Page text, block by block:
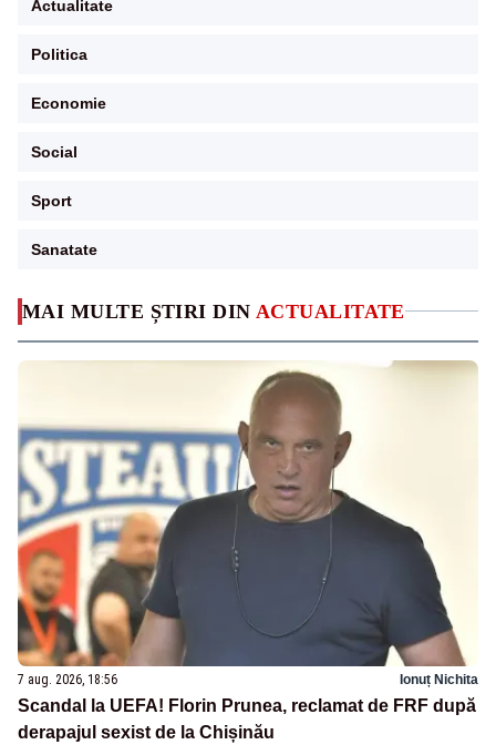
MAI MULTE ȘTIRI DIN ACTUALITATE
7 aug. 2026, 18:56 Ionuț Nichita
Scandal la UEFA! Florin Prunea, reclamat de FRF după
derapajul sexist de la Chișinău
Actualitate
Politica
Economie
Social
Sport
Sanatate